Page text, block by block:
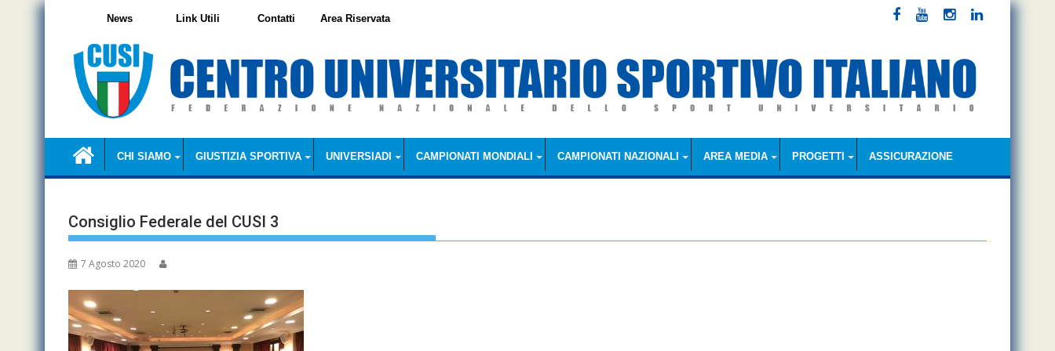
Skip
CHI SIAMO GIUSTIZIA SPORTIVA UNIVERSIADI CAMPIONATI MONDIALI CAMPIONATI NAZIONALI AREA MEDIA PROGETTI ASSICURAZIONE
News Link Utili Contatti Area Riservata
Consiglio Federale del CUSI 3
7 Agosto 2020